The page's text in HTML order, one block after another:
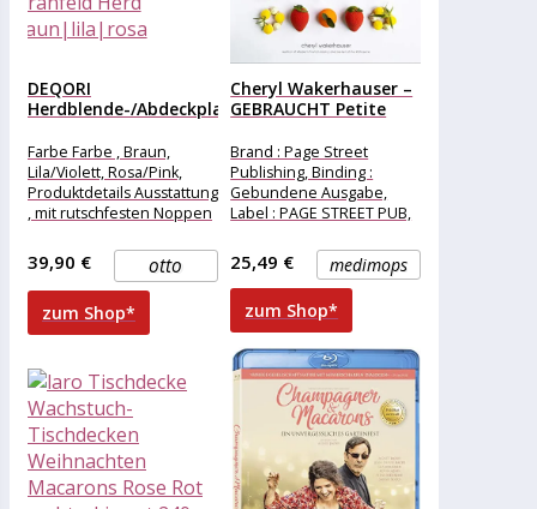
DEQORI
Herdblende-/Abdeckplatte
Beeren‘, Glas, (1...
Farbe Farbe , Braun,
Lila/Violett, Rosa/Pink,
Produktdetails Ausstattung
, mit rutschfesten Noppen
Eigenschaften , schlagfest
kratzfest
otto
39,90 €
zum Shop*
Cheryl Wakerhauser –
GEBRAUCHT Petite
Brand : Page Street
Publishing, Binding :
Gebundene Ausgabe,
Label : PAGE STREET PUB,
PUB, mediummedimops
25,49 €
zum Shop*